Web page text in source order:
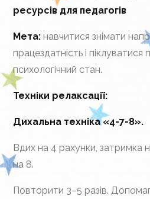
ресурсів для педагогів
Мета: навчитися знімати
працездатність і
психологічний стан.
Техніки релаксації:
Дихальна техніка «4-7-8».
Вдих на 4 рахунки, затримка
на 8.
Повторити 3–5 разів.